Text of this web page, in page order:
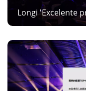
Longi 'Excelente